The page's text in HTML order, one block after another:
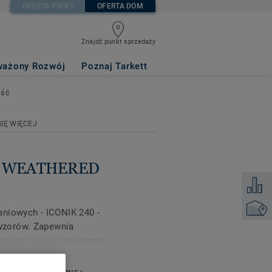
OFERTA PROFI OFERTA DOM
Znajdź punkt sprzedaży
Rozwój Poznaj Tarkett
Dodaj
WIĘCEJ
- ICONIK 240 -
Zapewnia
na intensywne
właśnie dla Ciebie.